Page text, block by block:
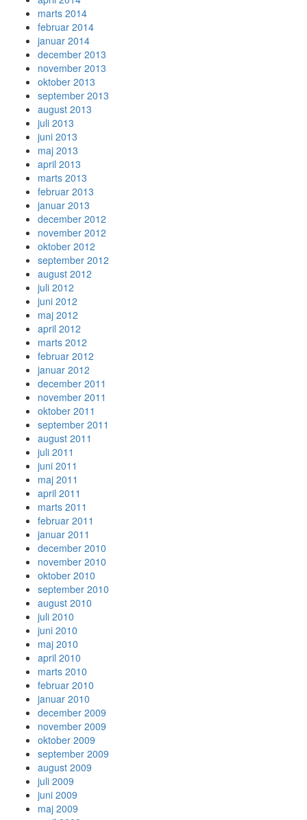
marts 2014
februar 2014
januar 2014
december 2013
november 2013
oktober 2013
september 2013
august 2013
juli 2013
juni 2013
maj 2013
april 2013
marts 2013
februar 2013
januar 2013
december 2012
november 2012
oktober 2012
september 2012
august 2012
juli 2012
juni 2012
maj 2012
april 2012
marts 2012
februar 2012
januar 2012
december 2011
november 2011
oktober 2011
september 2011
august 2011
juli 2011
juni 2011
maj 2011
april 2011
marts 2011
februar 2011
januar 2011
december 2010
november 2010
oktober 2010
september 2010
august 2010
juli 2010
juni 2010
maj 2010
april 2010
marts 2010
februar 2010
januar 2010
december 2009
november 2009
oktober 2009
september 2009
august 2009
juli 2009
juni 2009
maj 2009